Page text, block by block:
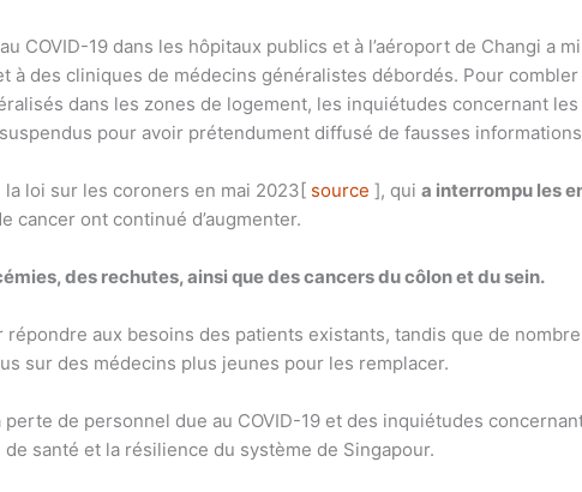
19 dans les hôpitaux publics et à l’aéroport de Changi a
à des cliniques de médecins généralistes débordés. Pour
dans les zones de logement, les inquiétudes concernant les
pour avoir prétendument diffusé de fausses
loi sur les coroners en mai 2023[ source ], qui a interrompu les
cancer ont continué d’augmenter.
des rechutes, ainsi que des cancers du côlon et du sein.
aux besoins des patients existants, tandis que de
sur des médecins plus jeunes pour les remplacer.
de personnel due au COVID-19 et des inquiétudes
santé et la résilience du système de Singapour.